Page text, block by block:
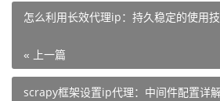
怎么利用长效代理ip：持久稳定的使用
« 上一篇
scrapy框架设置ip代理：中间件配置详